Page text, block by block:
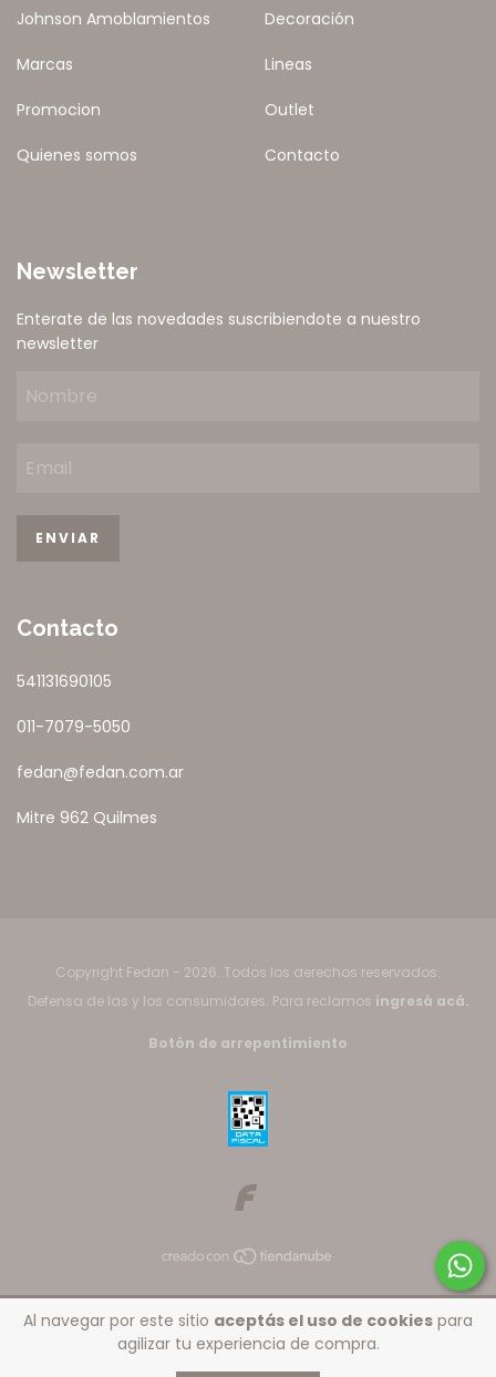
Al navegar por este sitio aceptás el uso de cookies para
agilizar tu experiencia de compra.
Johnson Amoblamientos Decoración
Marcas Lineas
Promocion Outlet
Quienes somos Contacto
Newsletter
Enterate de las novedades suscribiendote a nuestro
newsletter
Contacto
541131690105
011-7079-5050
fedan@fedan.com.ar
Mitre 962 Quilmes
Copyright Fedan - 2026. Todos los derechos reservados.
Defensa de las y los consumidores. Para reclamos ingresá acá.
Botón de arrepentimiento